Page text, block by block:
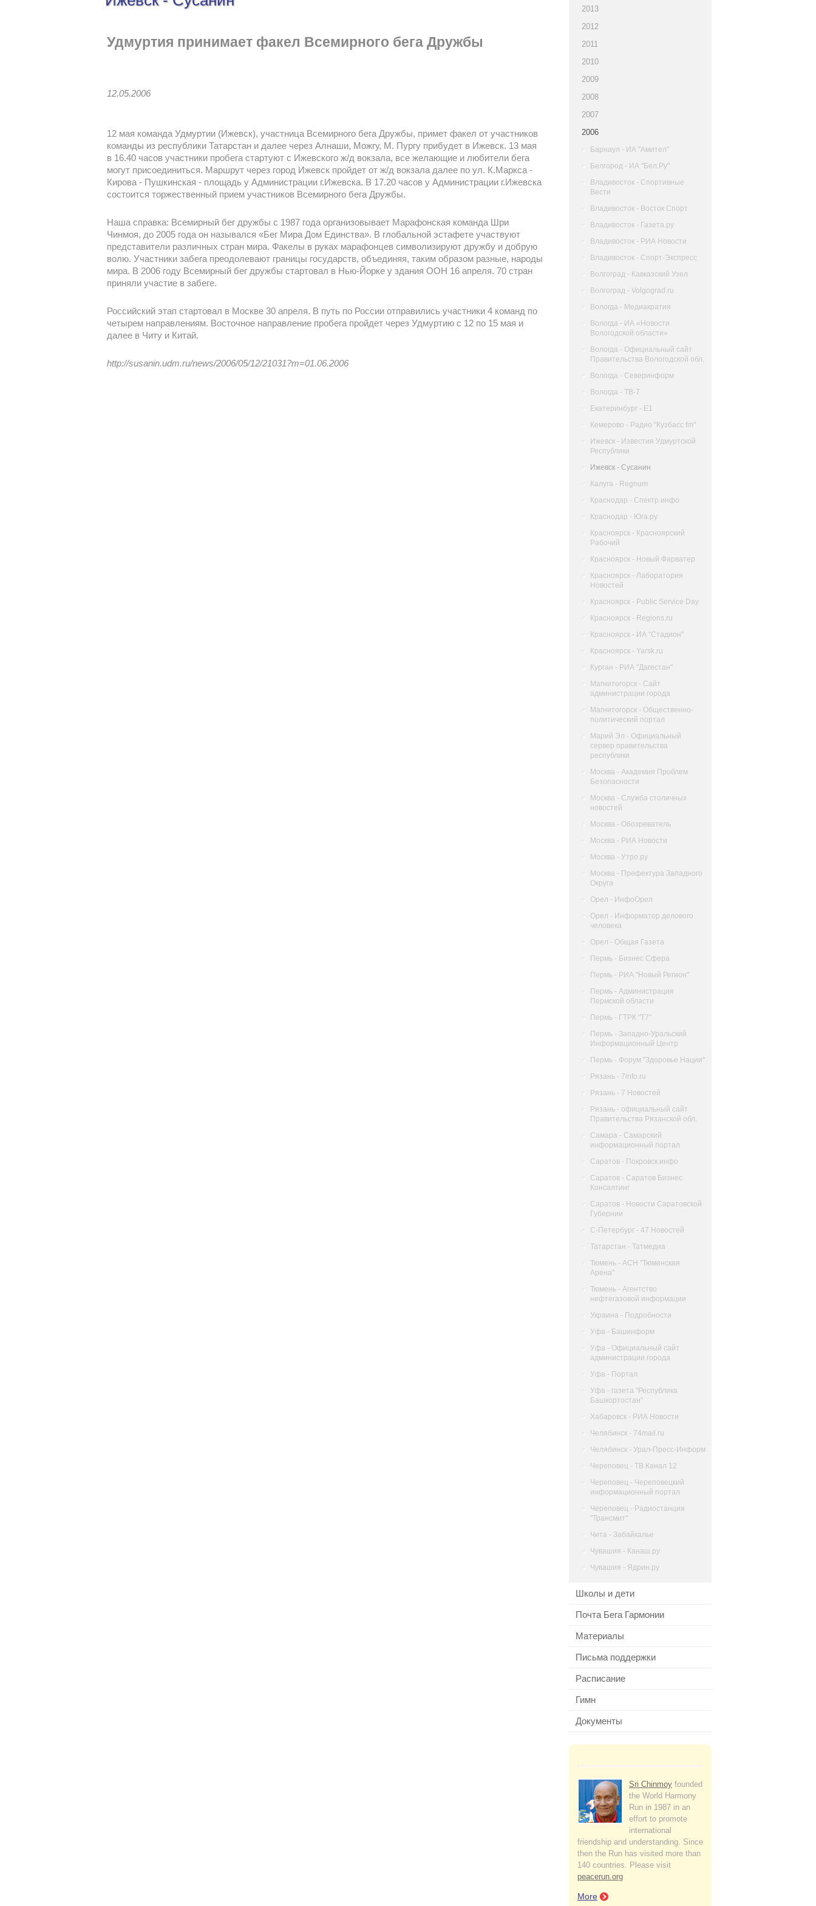
2013
2012
2011
2010
2009
2008
2007
2006
Барнаул - ИА "Амител"
Белгород - ИА "Бел.Ру"
Владивосток - Спортивные
Вести
Владивосток - Восток Спорт
Владивосток - Газета.ру
Владивосток - РИА Новости
Владивосток - Спорт-Экспресс
Волгоград - Кавказский Узел
Волгоград - Volgograd.ru
Вологда - Медиакратия
Вологда - ИА «Новости
Вологодской области»
Вологда - Официальный сайт
Правительства Вологодской обл.
Вологда - Северинформ
Вологда - ТВ-7
Екатеринбург - Е1
Кемерово - Радио "Кузбасс fm"
Ижевск - Известия Удмуртской
Республики
Ижевск - Сусанин
Калуга - Regnum
Краснодар - Спектр.инфо
Краснодар - Юга.ру
Красноярск - Красноярский
Рабочий
Красноярск - Новый Фарватер
Красноярск - Лаборатория
Новостей
Красноярск - Public Service Day
Красноярск - Regions.ru
Красноярск - ИА "Стадион"
Красноярск - Yarsk.ru
Курган - РИА "Дагестан"
Магнитогорск - Сайт
администрации города
Магнитогорск - Общественно-
политический портал
Марий Эл - Официальный
сервер правительства
республики
Москва - Академия Проблем
Безопасности
Москва - Служба столичных
новостей
Москва - Обозреватель
Москва - РИА Новости
Москва - Утро.ру
Москва - Префектура Западного
Округа
Орел - ИнфоОрел
Орел - Информатор делового
человека
Орел - Общая Газета
Пермь - Бизнес Сфера
Пермь - РИА "Новый Регион"
Пермь - Администрация
Пермской области
Пермь - ГТРК "Т7"
Пермь - Западно-Уральский
Информационный Центр
Пермь - Форум "Здоровье Нации"
Рязань - 7info.ru
Рязань - 7 Новостей
Рязань - официальный сайт
Правительства Рязанской обл.
Самара - Самарский
информационный портал
Саратов - Покровск.инфо
Саратов - Саратов Бизнес
Консалтинг
Саратов - Новости Саратовской
Губернии
С-Петербург - 47 Новостей
Татарстан - Татмедиа
Тюмень - АСН "Тюменская
Арена"
Тюмень - Агентство
нефтегазовой информации
Украина - Подробности
Уфа - Башинформ
Уфа - Официальный сайт
администрации города
Уфа - Портал
Уфа - газета "Республика
Башкортостан"
Хабаровск - РИА Новости
Челябинск - 74mail.ru
Челябинск - Урал-Пресс-Информ
Череповец - ТВ Канал 12
Череповец - Череповецкий
информационный портал
Череповец - Радиостанция
"Трансмит"
Чита - Забайкалье
Чувашия - Канаш.ру
Чувашия - Ядрин.ру
Школы и дети
Почта Бега Гармонии
Материалы
Письма поддержки
Расписание
Гимн
Документы
Sri Chinmoy founded
the World Harmony
Run in 1987 in an
effort to promote
international
friendship and understanding. Since
then the Run has visited more than
140 countries. Please visit
peacerun.org
More
Удмуртия принимает факел Всемирного бега Дружбы
12.05.2006
12 мая команда Удмуртии (Ижевск), участница Всемирного бега Дружбы, примет факел от участников
команды из республики Татарстан и далее через Алнаши, Можгу, М. Пургу прибудет в Ижевск. 13 мая
в 16.40 часов участники пробега стартуют с Ижевского ж/д вокзала, все желающие и любители бега
могут присоединиться. Маршрут через город Ижевск пройдет от ж/д вокзала далее по ул. К.Маркса -
Кирова - Пушкинская - площадь у Администрации г.Ижевска. В 17.20 часов у Администрации г.Ижевска
состоится торжественный прием участников Всемирного бега Дружбы.
Наша справка: Всемирный бег дружбы с 1987 года организовывает Марафонская команда Шри
Чинмоя, до 2005 года он назывался «Бег Мира Дом Единства». В глобальной эстафете участвуют
представители различных стран мира. Факелы в руках марафонцев символизируют дружбу и добрую
волю. Участники забега преодолевают границы государств, объединяя, таким образом разные, народы
мира. В 2006 году Всемирный бег дружбы стартовал в Нью-Йорке у здания ООН 16 апреля. 70 стран
приняли участие в забеге.
Российский этап стартовал в Москве 30 апреля. В путь по России отправились участники 4 команд по
четырем направлениям. Восточное направление пробега пройдет через Удмуртию с 12 по 15 мая и
далее в Читу и Китай.
http://susanin.udm.ru/news/2006/05/12/21031?m=01.06.2006